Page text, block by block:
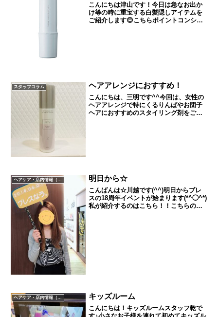
こんにちは津山です！今日は急なお出か
け等の時に重宝する白髪隠しアイテムを
ご紹介します😊こちらポイントコンシー
スタッフコラム ヘアアレンジにおすすめ！
こんにちは、三明です^^今回は、女性の
ヘアアレンジで特にくるりんぱやお団子
ヘアにおすすめのスタイリング剤をご紹
ヘアケア・店内情報（キャンペーン以外）など 明日から☆
こんばんは☆川越です(^^)明日からブレ
スの18周年イベントが始まります(*^◯^*)
私が紹介するのはこちら！！こちらのパ
キッズルーム
こんにちは！キッズルームスタッフ乾で